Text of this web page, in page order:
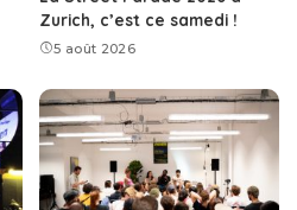
Zurich, c’est ce samedi !
5 août 2026